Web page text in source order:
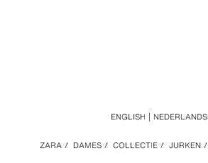
ZARA / DAMES / COLLECTIE / JURKEN /
ENGLISH NEDERLANDS